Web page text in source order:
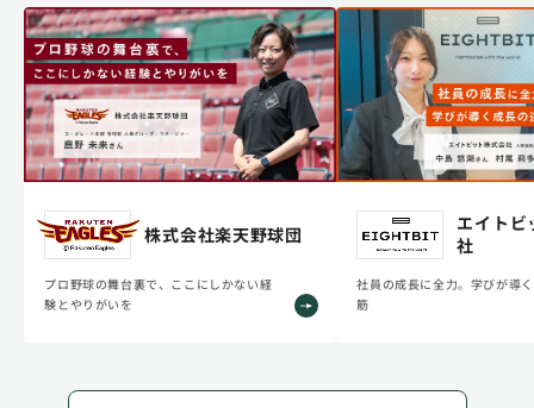
株式会社楽天野球団
プロ野球の舞台裏で、ここにしかない経
験とやりがいを
エイトビ
社
社員の成長に全力。学びが導
筋